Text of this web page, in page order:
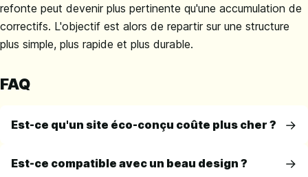
refonte peut devenir plus pertinente qu'une accumulation de
correctifs. L'objectif est alors de repartir sur une structure
plus simple, plus rapide et plus durable.
FAQ
Est-ce qu'un site éco-conçu coûte plus cher ?
Est-ce compatible avec un beau design ?